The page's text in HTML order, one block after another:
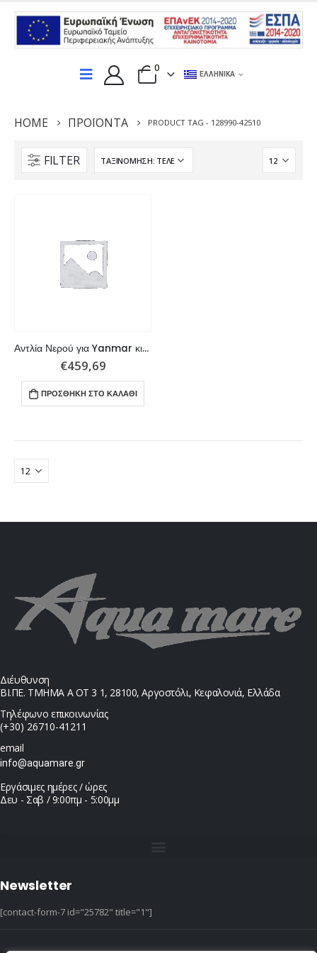
0
ΕΛΛΗΝΙΚΆ
HOME ΠΡΟΪΌΝΤΑ PRODUCT TAG - 128990-42510
FILTER
Αντλία Νερού για Yanmar κινητήρες. Αντικαθιστά τους εργοστασιακούς κωδικούς: 128990-42510, 121575-42200
€459,69
ΠΡΟΣΘΉΚΗ ΣΤΟ ΚΑΛΆΘΙ
Διέυθυνση
ΒΙ.ΠΕ. ΤΜΗΜΑ Α ΟΤ 3 1, 28100, Αργοστόλι, Κεφαλονιά, Ελλάδα
Τηλέφωνο επικοινωνίας
(+30) 26710-41211
email
info@aquamare.gr
Εργάσιμες ημέρες / ώρες
Δευ - Σαβ / 9:00πμ - 5:00μμ
Newsletter
[contact-form-7 id="25782" title="1"]